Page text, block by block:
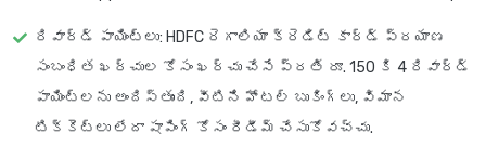
రివార్డ్ పాయింట్లు: HDFC రెగాలియా క్రెడిట్ కార్డ్ ప్రయాణ
సంబంధిత ఖర్చుల కోసం ఖర్చు చేసే ప్రతి రూ. 150 కి 4 రివార్డ్
పాయింట్లను అందిస్తుంది, వీటిని హోటల్ బుకింగ్‌లు, విమాన
టిక్కెట్లు లేదా షాపింగ్ కోసం రీడీమ్ చేసుకోవచ్చు.